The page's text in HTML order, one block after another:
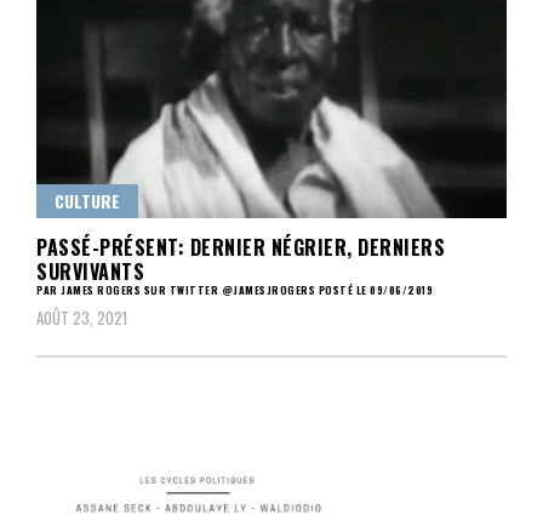
CULTURE
PASSÉ-PRÉSENT: DERNIER NÉGRIER, DERNIERS
SURVIVANTS
PAR JAMES ROGERS SUR TWITTER @JAMESJROGERS POSTÉ LE 09/06/2019
AOÛT 23, 2021